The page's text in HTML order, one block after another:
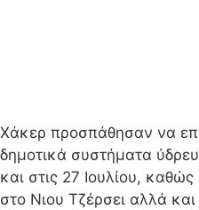
Χάκερ προσπάθησαν να
δημοτικά συστήματα
και στις 27 Ιουλίου,
στο Νιου Τζέρσει αλλά